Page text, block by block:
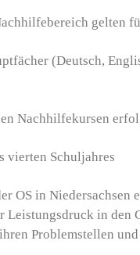
gelten
(Deutsch,
Nachhilfekursen
vierten Schuljahres
OS in
Leistungsdruck in den
Problemstellen